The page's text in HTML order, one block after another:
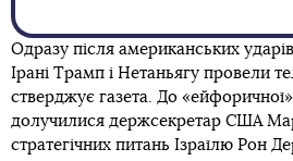
Одразу після американських
Ірані Трамп і Нетаньягу провели
стверджує газета. До
долучилися держсекретар США
стратегічних питань Ізраїлю Рон